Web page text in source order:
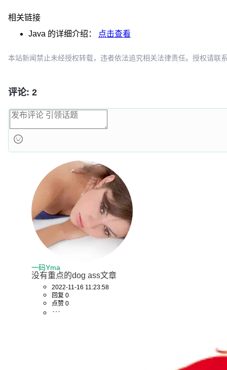
相关链接
Java 的详细介绍： 点击查看
本站新闻禁止未经授权转载，违者依法追究相关法律责任。授权请联
评论: 2
一码Yma
没有重点的dog ass文章
2022-11-16 11:23:58
回复 0
点赞 0